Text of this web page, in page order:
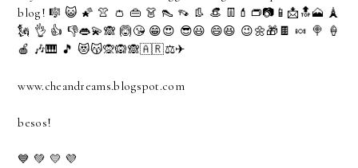
blog! 🎼 😺 🌠 👚 👛 👜 👗 👠 👡 👢 👒 👖💄👝📷📱📩🔝🗻 🗼
🗽 👌 👍 👎👄💫🙈 🙆😘 😁😍 😎😃 😄😆 😉🌼🎁🍫 🍬 🍭 🍦
🍎 🎶🎹 🎵 😻😽🙊🙉🙈🇦🇷⚖✈
www.cheandreams.blogspot.com
besos!
💙 💚 💛 💜